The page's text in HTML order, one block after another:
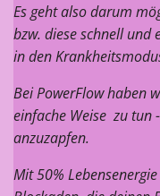
Es geht also darum
bzw. diese schnell
in den
Bei PowerFlow haben
einfache Weise zu tun
anzuzapfen.
Mit 50%